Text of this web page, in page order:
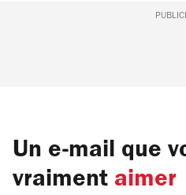
Un e-mail que
vraiment aimer